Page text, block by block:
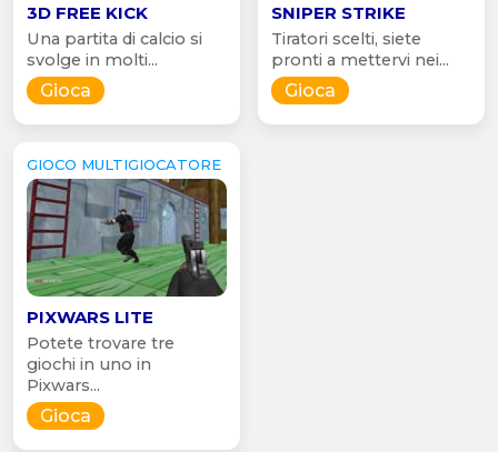
3D FREE KICK
Una partita di calcio si
svolge in molti...
Gioca
SNIPER STRIKE
Tiratori scelti, siete
pronti a mettervi nei...
Gioca
GIOCO MULTIGIOCATORE
PIXWARS LITE
Potete trovare tre
giochi in uno in
Pixwars...
Gioca